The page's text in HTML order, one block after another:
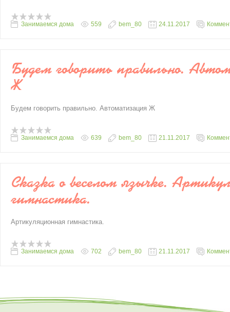
Занимаемся дома 559 bem_80 24.11.2017
Будем говорить правильно.
Ж
Будем говорить правильно. Автоматизация Ж
Занимаемся дома 639 bem_80 21.11.2017
Сказка о веселом язычке.
гимнастика.
Артикуляционная гимнастика.
Занимаемся дома 702 bem_80 21.11.2017